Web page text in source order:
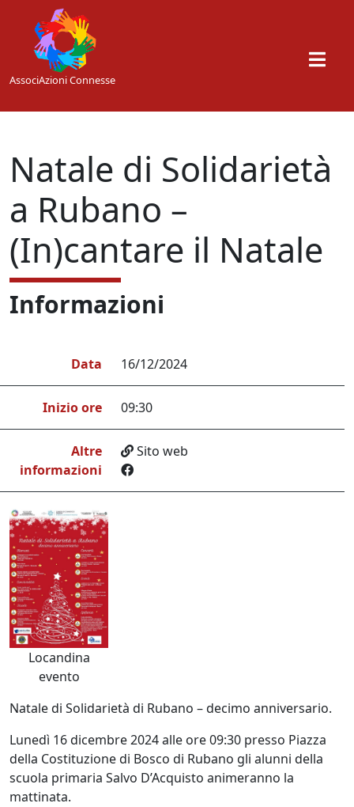
Skip to main content
AssociAzioni Connesse
Natale di Solidarietà
a Rubano –
(In)cantare il Natale
Informazioni
Data 16/12/2024
Inizio ore 09:30
Altre
informazioni
Sito web
Locandina
evento
Natale di Solidarietà di Rubano – decimo anniversario.
Lunedì 16 dicembre 2024 alle ore 09:30 presso Piazza
della Costituzione di Bosco di Rubano gli alunni della
scuola primaria Salvo D’Acquisto animeranno la
mattinata.